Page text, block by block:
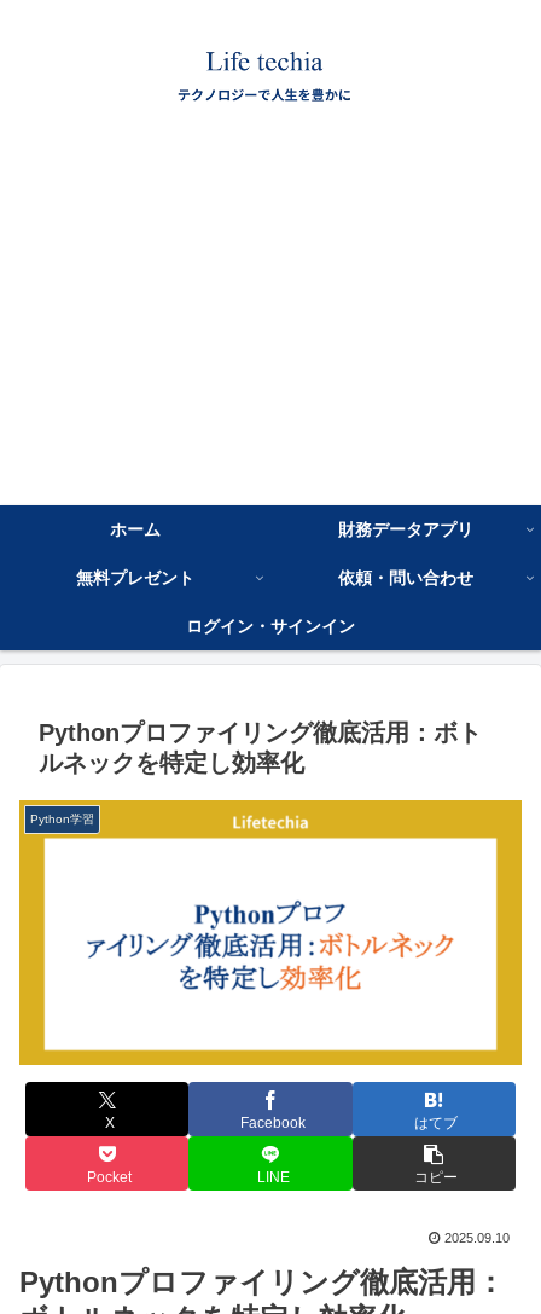
ホーム 財務データアプリ
無料プレゼント 依頼・問い合わせ
ログイン・サインイン
Pythonプロファイリング徹底活用：ボト
ルネックを特定し効率化
Python学習
X Facebook はてブ
Pocket LINE コピー
2025.09.10
Pythonプロファイリング徹底活用：